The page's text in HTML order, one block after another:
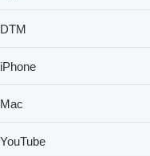
DTM
iPhone
Mac
YouTube